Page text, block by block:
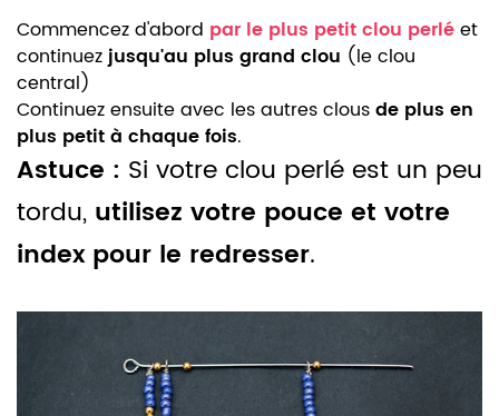
Commencez d'abord par le plus petit clou perléet
continuezjusqu'au plus grand clou (le clou
central)
Continuez ensuite avec les autres clousde plus en
plus petit à chaque fois.
Astuce : Si votre clou perlé est un peu
tordu, utilisez votre pouce et votre
index pour le redresser.